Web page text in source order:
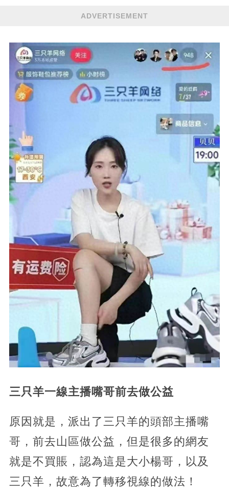
ADVERTISEMENT
三只羊一線主播嘴哥前去做公益
原因就是，派出了三只羊的頭部主播嘴
哥，前去山區做公益，但是很多的網友
就是不買賬，認為這是大小楊哥，以及
三只羊，故意為了轉移視線的做法！